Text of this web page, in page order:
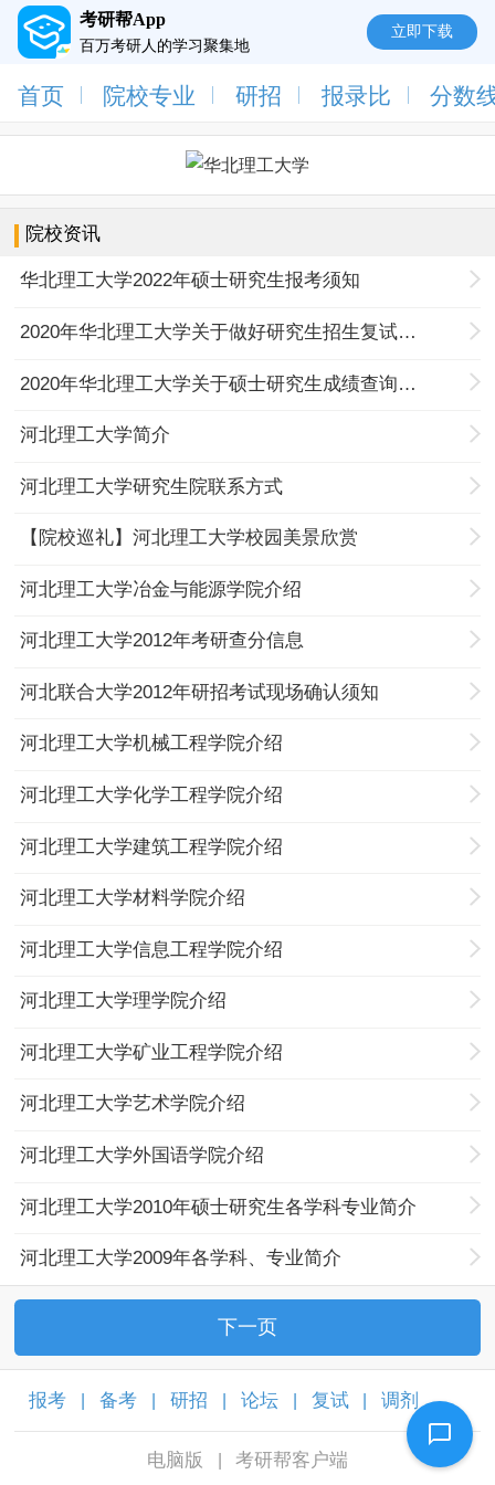
考研帮App
百万考研人的学习聚集地
立即下载
首页 院校专业 研招 报录比 分数
院校资讯
华北理工大学2022年硕士研究生报考须知
2020年华北理工大学关于做好研究生招生复试近期有关工作的通知
2020年华北理工大学关于硕士研究生成绩查询及复试等事项的公告
河北理工大学简介
河北理工大学研究生院联系方式
【院校巡礼】河北理工大学校园美景欣赏
河北理工大学冶金与能源学院介绍
河北理工大学2012年考研查分信息
河北联合大学2012年研招考试现场确认须知
河北理工大学机械工程学院介绍
河北理工大学化学工程学院介绍
河北理工大学建筑工程学院介绍
河北理工大学材料学院介绍
河北理工大学信息工程学院介绍
河北理工大学理学院介绍
河北理工大学矿业工程学院介绍
河北理工大学艺术学院介绍
河北理工大学外国语学院介绍
河北理工大学2010年硕士研究生各学科专业简介
河北理工大学2009年各学科、专业简介
下一页
报考 备考 研招 论坛 复试 调剂
电脑版 考研帮客户端